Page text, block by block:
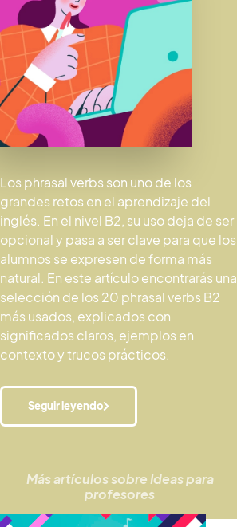
Los phrasal verbs son uno de los
grandes retos en el aprendizaje del
inglés. En el nivel B2, su uso deja de ser
opcional y pasa a ser clave para que los
alumnos se expresen de forma más
natural. En este artículo encontrarás una
selección de los 20 phrasal verbs B2
más usados, explicados con
significados claros, ejemplos en
contexto y trucos prácticos.
Seguir leyendo
Más artículos sobre Ideas para
profesores